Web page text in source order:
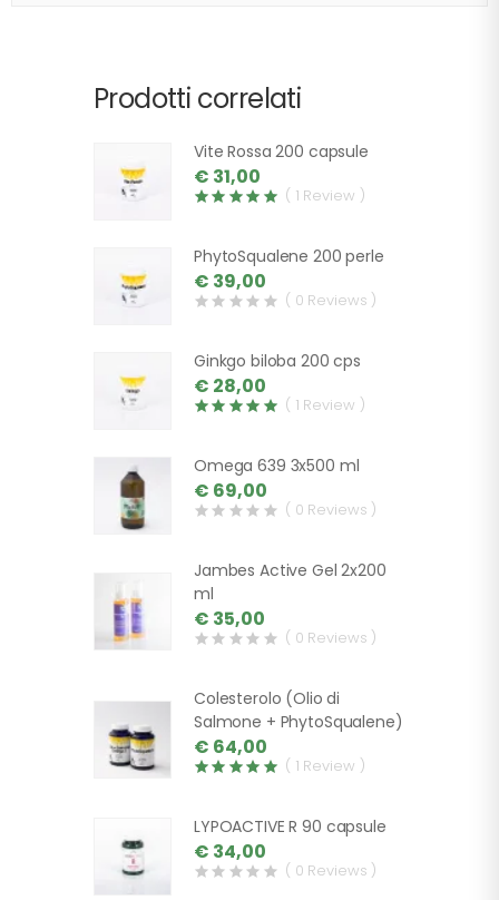
Prodotti correlati
Vite Rossa 200 capsule
€ 31,00
( 1 Review )
PhytoSqualene 200 perle
€ 39,00
( 0 Reviews )
Ginkgo biloba 200 cps
€ 28,00
( 1 Review )
Omega 639 3x500 ml
€ 69,00
( 0 Reviews )
Jambes Active Gel 2x200
ml
€ 35,00
( 0 Reviews )
Colesterolo (Olio di
Salmone + PhytoSqualene)
€ 64,00
( 1 Review )
LYPOACTIVE R 90 capsule
€ 34,00
( 0 Reviews )